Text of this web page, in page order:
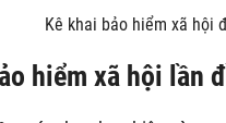
Kê khai bảo hiểm xã hội
hiểm xã hội lần